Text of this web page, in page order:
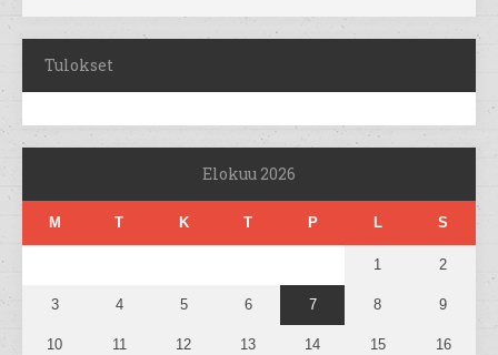
Tulokset
Elokuu 2026
M T K T P L S
1 2
3 4 5 6 7 8 9
10 11 12 13 14 15 16